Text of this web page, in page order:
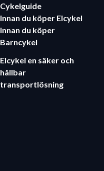
Cykelguide
Innan du köper Elcykel
Innan du köper
Barncykel
Elcykel en säker och
hållbar
transportlösning